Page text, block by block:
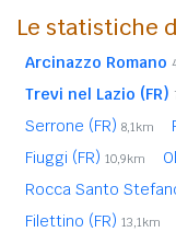
Le statistiche
Arcinazzo Romano
Trevi nel Lazio (FR)
Serrone (FR) 8,1km
Fiuggi (FR) 10,9km
Rocca Santo
Filettino (FR) 13,1km